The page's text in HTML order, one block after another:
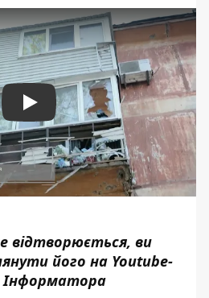
Play
відтворюється, ви
його на Youtube-
Інформатора